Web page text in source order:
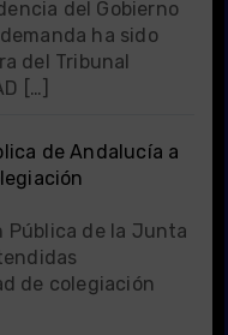
del Gobierno
ha sido
del Tribunal
[…]
de Andalucía a
Pública de la Junta
de colegiación